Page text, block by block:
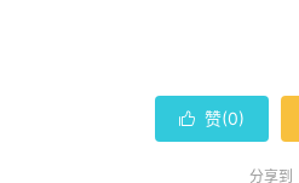
 赞(0)
分享到